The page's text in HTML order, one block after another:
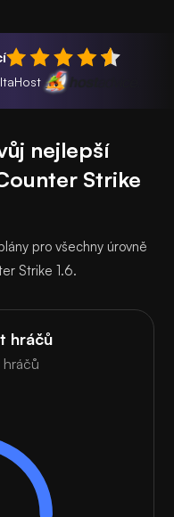
nejlepší
Strike
pro všechny úrovně
Strike 1.6.
hráčů